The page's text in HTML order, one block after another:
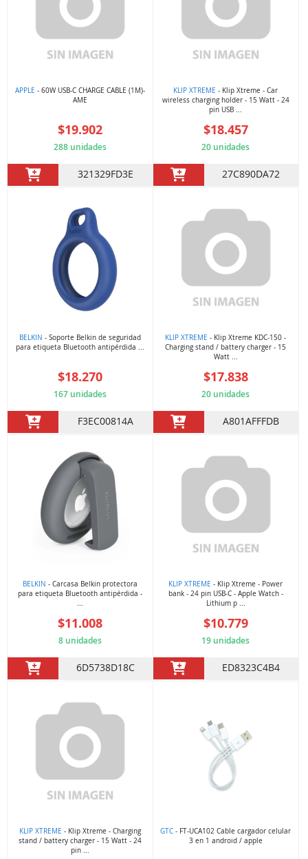
APPLE - 60W USB-C CHARGE CABLE (1M)-
AME
$19.902
288 unidades
321329FD3E
KLIP XTREME - Klip Xtreme - Car
wireless charging holder - 15 Watt - 24
pin USB ...
$18.457
20 unidades
27C890DA72
BELKIN - Soporte Belkin de seguridad
para etiqueta Bluetooth antipérdida ...
$18.270
167 unidades
F3EC00814A
KLIP XTREME - Klip Xtreme KDC-150 -
Charging stand / battery charger - 15
Watt ...
$17.838
20 unidades
A801AFFFDB
BELKIN - Carcasa Belkin protectora
para etiqueta Bluetooth antipérdida -
...
$11.008
8 unidades
6D5738D18C
KLIP XTREME - Klip Xtreme - Power
bank - 24 pin USB-C - Apple Watch -
Lithium p ...
$10.779
19 unidades
ED8323C4B4
KLIP XTREME - Klip Xtreme - Charging
stand / battery charger - 15 Watt - 24
pin ...
GTC - FT-UCA102 Cable cargador celular
3 en 1 android / apple